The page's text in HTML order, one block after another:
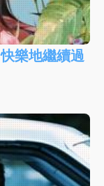
樂地繼續過